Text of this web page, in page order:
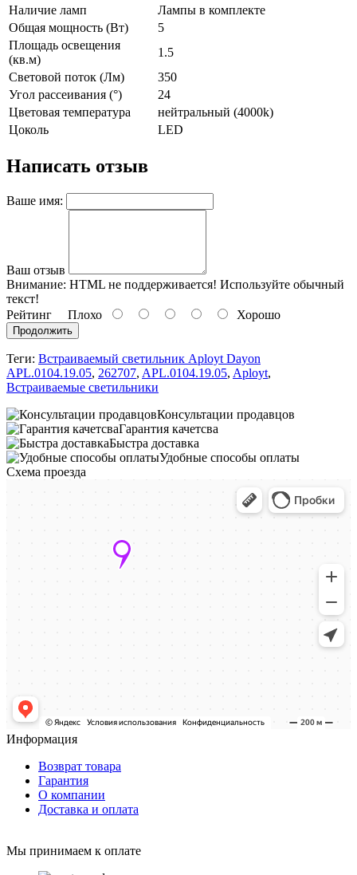
Наличие ламп
Лампы в комплекте
Общая мощность (Вт)
5
Площадь освещения
(кв.м)
1.5
Световой поток (Лм)
350
Угол рассеивания (°)
24
Цветовая температура
нейтральный (4000k)
Цоколь
LED
Написать отзыв
Ваше имя:
Ваш отзыв
Внимание: HTML не поддерживается! Используйте обычный
текст!
Рейтинг Плохо Хорошо
Продолжить
Теги: Встраиваемый светильник Aployt Dayon
APL.0104.19.05, 262707, APL.0104.19.05, Aployt,
Встраиваемые светильники
Консультации продавцов
Гарантия качетсва
Быстра доставка
Удобные способы оплаты
Схема проезда
Информация
Возврат товара
Гарантия
О компании
Доставка и оплата
Мы принимаем к оплате